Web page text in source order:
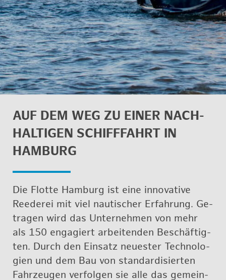
AUF DEM WEG ZU EINER NACH­
HAL­TI­GEN SCHIFF­FAHRT IN
HAM­BURG
Die Flot­te Ham­burg ist eine in­no­va­ti­ve
Ree­de­rei mit viel nau­ti­scher Er­fah­rung. Ge­
tra­gen wird das Un­ter­neh­men von mehr
als 150 en­ga­giert ar­bei­ten­den Be­schäf­tig­
ten. Durch den Ein­satz neu­es­ter Tech­no­lo­
gi­en und dem Bau von stan­dar­di­sier­ten
Fahr­zeu­gen ver­fol­gen sie alle das ge­mein­